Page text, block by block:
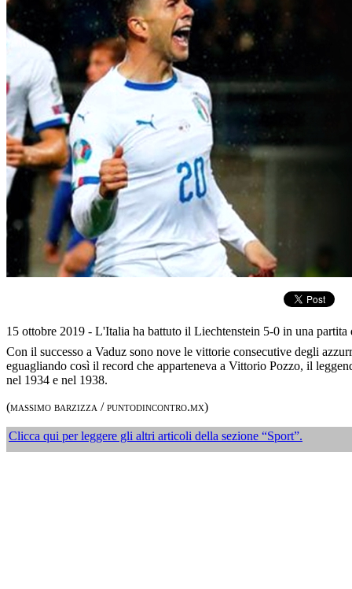
15 ottobre 2019 - L'Italia ha battuto il Liechtenstein 5-0 in una
Con il successo a Vaduz sono nove le vittorie consecutive degli
eguagliando così il record che apparteneva a Vittorio Pozzo, il
nel 1934 e nel 1938.
(massimo barzizza / puntodincontro.mx)
Clicca qui per leggere gli altri articoli della sezione “Sport”.